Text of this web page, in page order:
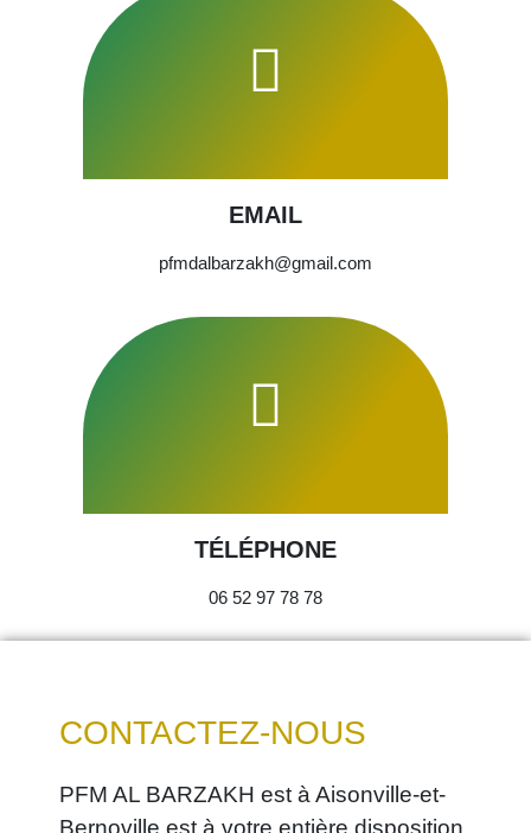
EMAIL
pfmdalbarzakh@gmail.com
TÉLÉPHONE
06 52 97 78 78
CONTACTEZ-NOUS
PFM AL BARZAKH est à Aisonville-et-
Bernoville est à votre entière disposition